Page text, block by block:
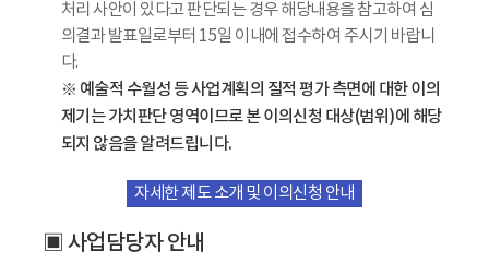
처리 사안이 있다고 판단되는 경우 해당내용을 참고하여 심
의결과 발표일로부터 15일 이내에 접수하여 주시기 바랍니
다.
※ 예술적 수월성 등 사업계획의 질적 평가 측면에 대한 이의
제기는 가치판단 영역이므로 본 이의신청 대상(범위)에 해당
되지 않음을 알려드립니다.
자세한 제도 소개 및 이의신청 안내
▣ 사업담당자 안내